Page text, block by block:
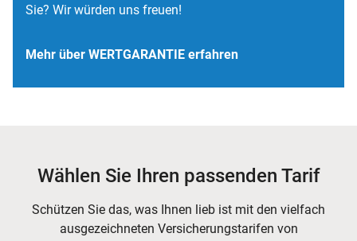
Sie? Wir würden uns freuen!
Mehr über WERTGARANTIE erfahren
Wählen Sie Ihren passenden Tarif
Schützen Sie das, was Ihnen lieb ist mit den vielfach
ausgezeichneten Versicherungstarifen von